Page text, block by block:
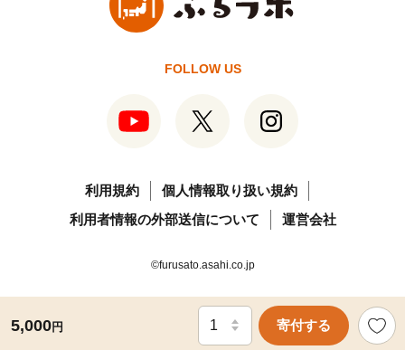
5,000円 寄付する
FOLLOW US
利用規約
個人情報取り扱い規約
利用者情報の外部送信について
運営会社
©furusato.asahi.co.jp